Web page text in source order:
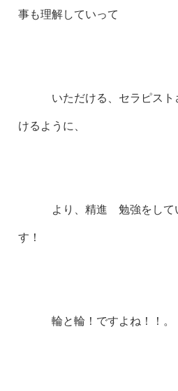
事も理解していって
いただける、セラピスト
けるように、
より、精進 勉強をしてい
す！
輪と輪！ですよね！！。